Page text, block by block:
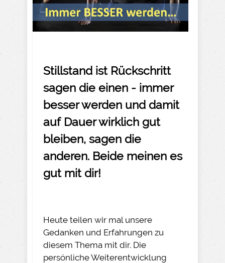
Stillstand ist Rückschritt
sagen die einen - immer
besser werden und damit
auf Dauer wirklich gut
bleiben, sagen die
anderen. Beide meinen es
gut mit dir!
Heute teilen wir mal unsere
Gedanken und Erfahrungen zu
diesem Thema mit dir. Die
persönliche Weiterentwicklung